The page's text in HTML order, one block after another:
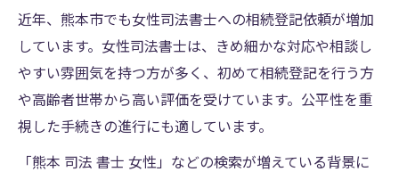
近年、熊本市でも女性司法書士への相続登記依頼が増加
しています。女性司法書士は、きめ細かな対応や相談し
やすい雰囲気を持つ方が多く、初めて相続登記を行う方
や高齢者世帯から高い評価を受けています。公平性を重
視した手続きの進行にも適しています。
「熊本 司法 書士 女性」などの検索が増えている背景に